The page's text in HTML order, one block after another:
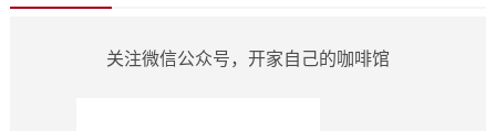
关注微信公众号，开家自己的咖啡馆